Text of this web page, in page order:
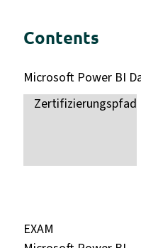
Contents
Microsoft Power BI
Zertifizierungspfad
EXAM